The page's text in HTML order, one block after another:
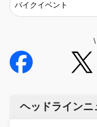
\
ヘッドラインニ